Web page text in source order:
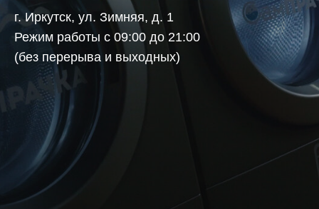
г. Иркутск, ул. ​Зимняя, д. 1
Режим работы с 09:00 до 21:00
(без перерыва и выходных)